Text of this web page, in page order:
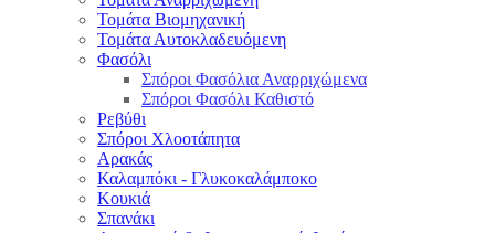
Τομάτα Βιομηχανική
Τομάτα Αυτοκλαδευόμενη
Φασόλι
Σπόροι Φασόλια Αναρριχώμενα
Σπόροι Φασόλι Καθιστό
Ρεβύθι
Σπόροι Χλοοτάπητα
Αρακάς
Καλαμπόκι - Γλυκοκαλάμποκο
Κουκιά
Σπανάκι